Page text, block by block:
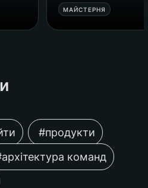
МАЙСТЕРНЯ
#продукти
команд